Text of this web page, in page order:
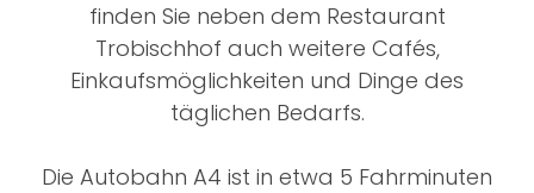
finden Sie neben dem Restaurant
Trobischhof auch weitere Cafés,
Einkaufsmöglichkeiten und Dinge des
täglichen Bedarfs.
Die Autobahn A4 ist in etwa 5 Fahrminuten